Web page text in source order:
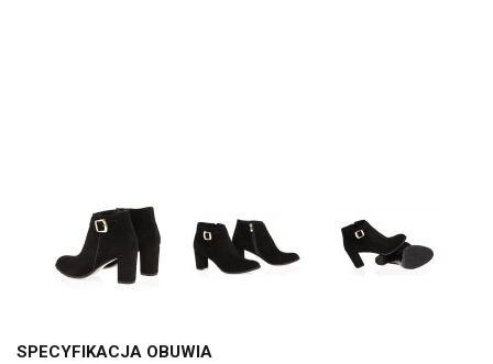
SPECYFIKACJA OBUWIA